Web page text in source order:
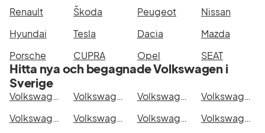
Renault
Škoda Peugeot
Nissan
Hyundai
Tesla Dacia
Mazda
Porsche
CUPRA Opel SEAT
Hitta nya och begagnade Volkswagen i
Sverige
Volkswagen e-Crafter i Stockholm Volkswagen e-Crafter i Göteborg Volkswagen e-Crafter i Helsingborg
Volkswagen e-Crafter i Jönköping
Volkswagen e-Crafter i Malmö
Volkswagen e-Crafter i Örebro Volkswagen e-Crafter i Norrköping
Volkswagen e-Crafter i Linköping